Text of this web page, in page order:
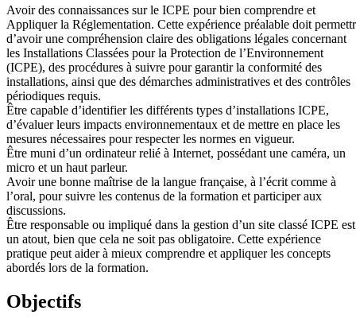
Avoir des connaissances sur le ICPE pour bien comprendre et
Appliquer la Réglementation. Cette expérience préalable doit
d’avoir une compréhension claire des obligations légales concernant
les Installations Classées pour la Protection de l’Environnement
(ICPE), des procédures à suivre pour garantir la conformité des
installations, ainsi que des démarches administratives et des contrôles
périodiques requis.
Être capable d’identifier les différents types d’installations ICPE,
d’évaluer leurs impacts environnementaux et de mettre en place les
mesures nécessaires pour respecter les normes en vigueur.
Être muni d’un ordinateur relié à Internet, possédant une caméra, un
micro et un haut parleur.
Avoir une bonne maîtrise de la langue française, à l’écrit comme à
l’oral, pour suivre les contenus de la formation et participer aux
discussions.
Être responsable ou impliqué dans la gestion d’un site classé ICPE est
un atout, bien que cela ne soit pas obligatoire. Cette expérience
pratique peut aider à mieux comprendre et appliquer les concepts
abordés lors de la formation.
Objectifs